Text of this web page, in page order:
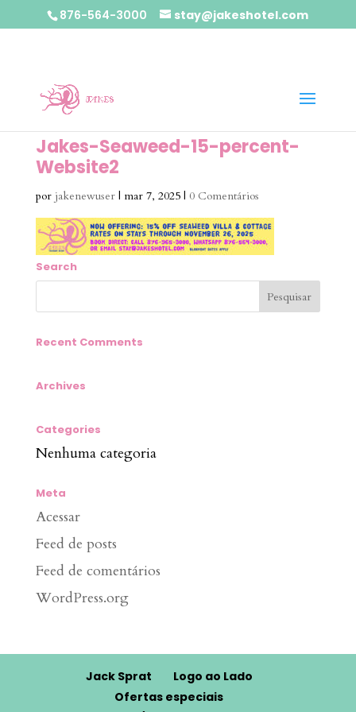
876-564-3000 stay@jakeshotel.com
Jakes-Seaweed-15-percent-
Website2
por jakenewuser| mar 7, 2025| 0 Comentários
Search
Recent Comments
Archives
Categories
Nenhuma categoria
Meta
Acessar
Feed de posts
Feed de comentários
WordPress.org
Jack Sprat
Logo ao Lado
Ofertas especiais